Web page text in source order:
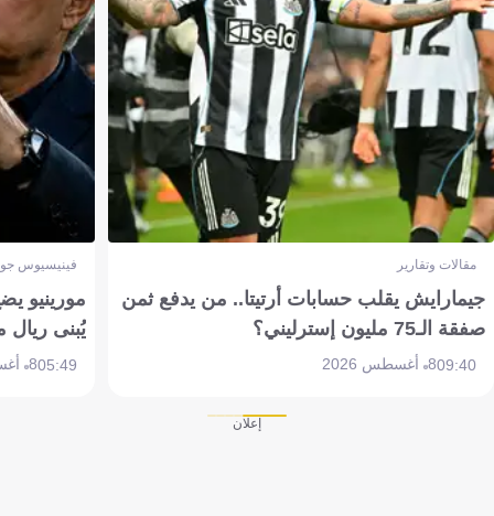
مقالات وتقارير
جيمارايش يقلب حسابات أرتيتا.. من يدفع ثمن
صفقة الـ75 مليون إسترليني؟
09:408 أغسطس 2026
فينيسيوس
مورينيو
يُبنى ريال
05:498 أغسطس 2026
إعلان